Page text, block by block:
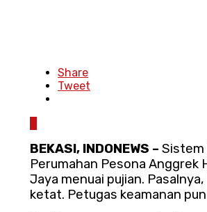
Share
Tweet
BEKASI, INDONEWS – Sistem
Perumahan Pesona Anggrek
Jaya menuai pujian.
ketat. Petugas keamanan